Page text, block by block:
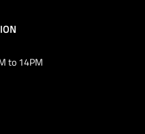
to 14PM